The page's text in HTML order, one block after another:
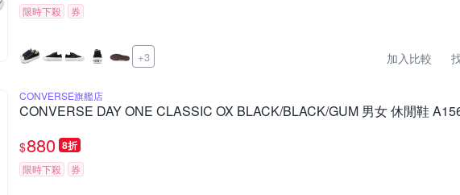
限時下殺 券
+3 加入比較
CONVERSE旗艦店
CONVERSE DAY ONE CLASSIC OX BLACK/BLACK/GUM 男女 休閒鞋
$880 8折
限時下殺 券